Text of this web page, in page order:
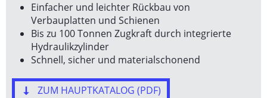
Einfacher und leichter Rückbau von
Verbauplatten und Schienen
Bis zu 100 Tonnen Zugkraft durch integrierte
Hydraulikzylinder
Schnell, sicher und materialschonend
ZUM HAUPTKATALOG (PDF)